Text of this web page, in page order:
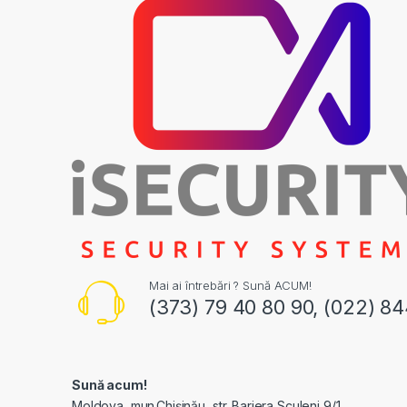
Mai ai întrebări ? Sună ACUM!
(373) 79 40 80 90, (022)
Sună acum!